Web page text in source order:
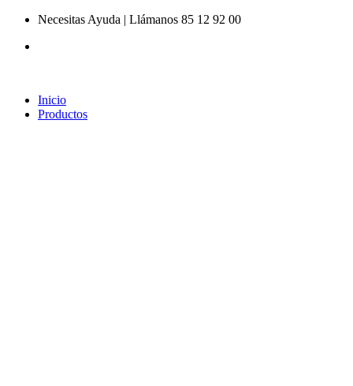
contenido
Necesitas Ayuda | Llámanos 85 12 92 00
Inicio
Productos